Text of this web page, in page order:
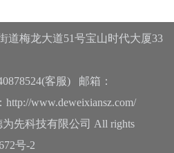
道梅龙大道51号宝山时代大厦33
客服) 邮箱：
www.deweixiansz.com/
先科技有限公司 All rights
号-2